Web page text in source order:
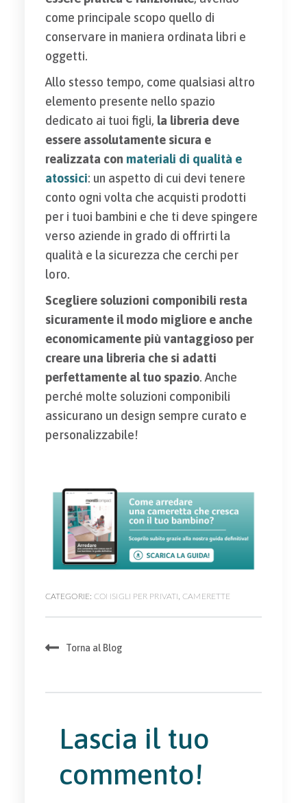
come principale scopo quello di
conservare in maniera ordinata libri e
oggetti.
Allo stesso tempo, come qualsiasi altro
elemento presente nello spazio
dedicato ai tuoi figli, la libreria deve
essere assolutamente sicura e
realizzata con materiali di qualità e
atossici: un aspetto di cui devi tenere
conto ogni volta che acquisti prodotti
per i tuoi bambini e che ti deve spingere
verso aziende in grado di offrirti la
qualità e la sicurezza che cerchi per
loro.
Scegliere soluzioni componibili resta
sicuramente il modo migliore e anche
economicamente più vantaggioso per
creare una libreria che si adatti
perfettamente al tuo spazio. Anche
perché molte soluzioni componibili
assicurano un design sempre curato e
personalizzabile!
CATEGORIE: CONSIGLI PER PRIVATI ,CAMERETTE
Torna al Blog
Lascia il tuo
commento!